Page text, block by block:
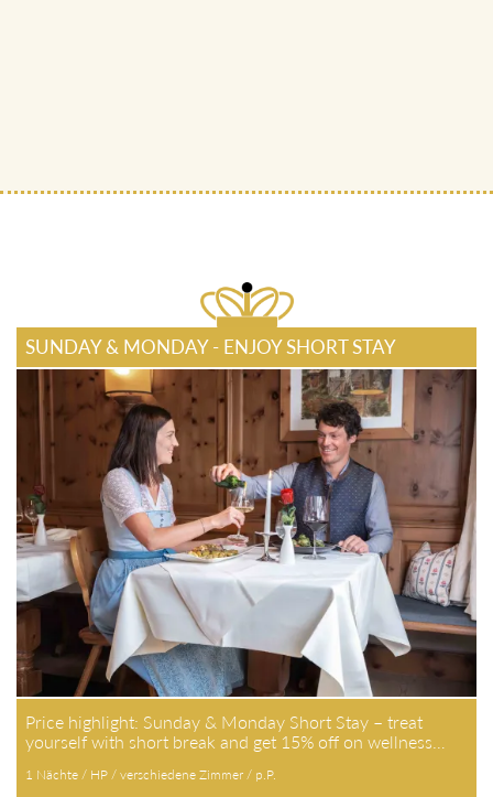
SUNDAY & MONDAY - ENJOY SHORT STAY
Price highlight: Sunday & Monday Short Stay – treat
yourself with short break and get 15% off on wellness…
1 Nächte / HP / verschiedene Zimmer / p.P.